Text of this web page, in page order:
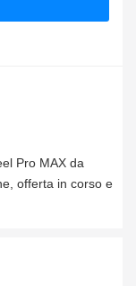
Pro MAX da
offerta in corso e